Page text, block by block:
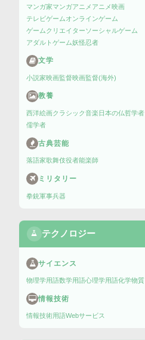
マンガ家マンガアニメ アニメ映画
テレビゲームオンラインゲーム
ゲームクリエイターソーシャルゲーム
アダルトゲーム妖怪忍者
文学
小説家映画監督映画監督(海外)
教養
西洋絵画クラシック音楽 日本の仏哲学者
儒学者
古典芸能
落語家歌舞伎役者能楽師
ミリタリー
拳銃軍事兵器
テクノロジー
サイエンス
物理学用語数学用語心理学用語化学物質
情報技術
情報技術用語Webサービス